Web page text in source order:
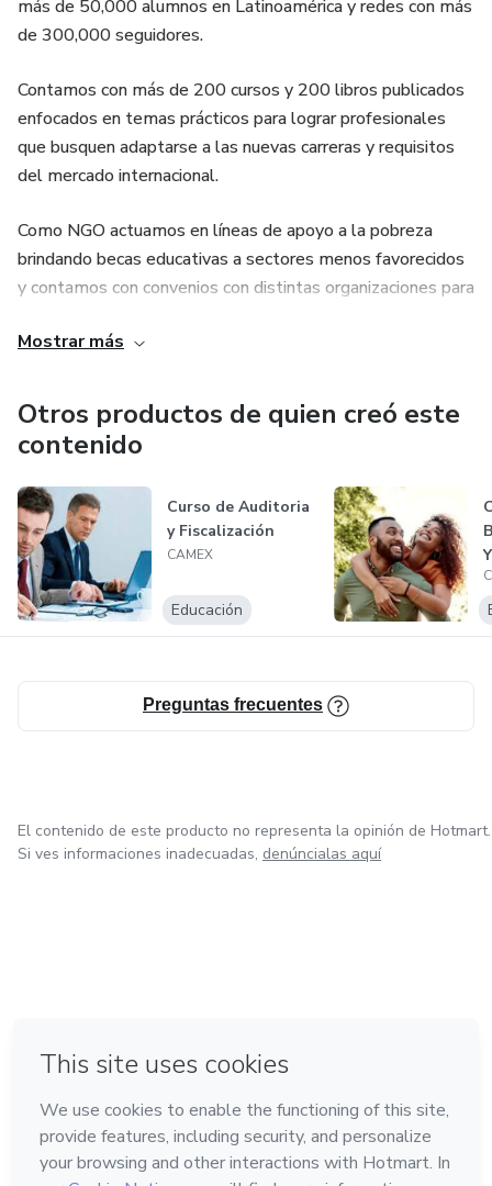
más de 50,000 alumnos en Latinoamérica y redes con más
de 300,000 seguidores.
Contamos con más de 200 cursos y 200 libros publicados
enfocados en temas prácticos para lograr profesionales
que busquen adaptarse a las nuevas carreras y requisitos
del mercado internacional.
Como NGO actuamos en líneas de apoyo a la pobreza
brindando becas educativas a sectores menos favorecidos
y contamos con convenios con distintas organizaciones para
permite trabajar en apoyo de una persona que busca
Latinoamérica.
Mostrar más
Otros productos de quien creó este
contenido
Curso de Auditoria
y Fiscalización
CAMEX
Educación
Preguntas frecuentes
El contenido de este producto no representa la opinión de Hotmart.
Si ves informaciones inadecuadas, denúncialas aquí
Hecho con❤ en Ciudad de México